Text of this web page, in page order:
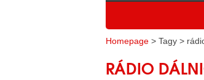
Homepage > Tagy >
RÁDIO